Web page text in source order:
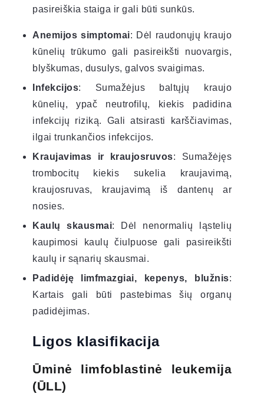
pasireiškia staiga ir gali būti sunkūs.
Anemijos simptomai: Dėl raudonųjų kraujo
kūnelių trūkumo gali pasireikšti nuovargis,
blyškumas, dusulys, galvos svaigimas.
Infekcijos: Sumažėjus baltųjų kraujo
kūnelių, ypač neutrofilų, kiekis padidina
infekcijų riziką. Gali atsirasti karščiavimas,
ilgai trunkančios infekcijos.
Kraujavimas ir kraujosruvos: Sumažėjęs
trombocitų kiekis sukelia kraujavimą,
kraujosruvas, kraujavimą iš dantenų ar
nosies.
Kaulų skausmai: Dėl nenormalių ląstelių
kaupimosi kaulų čiulpuose gali pasireikšti
kaulų ir sąnarių skausmai.
Padidėję limfmazgiai, kepenys, blužnis:
Kartais gali būti pastebimas šių organų
padidėjimas.
Ligos klasifikacija
Ūminė limfoblastinė leukemija
(ŪLL)